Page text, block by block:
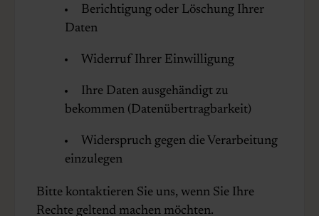
Berichtigung oder Löschung Ihrer
Daten
Widerruf Ihrer Einwilligung
Ihre Daten ausgehändigt zu
bekommen (Datenübertragbarkeit)
Widerspruch gegen die Verarbeitung
einzulegen
Bitte kontaktieren Sie uns, wenn Sie Ihre
Rechte geltend machen möchten.